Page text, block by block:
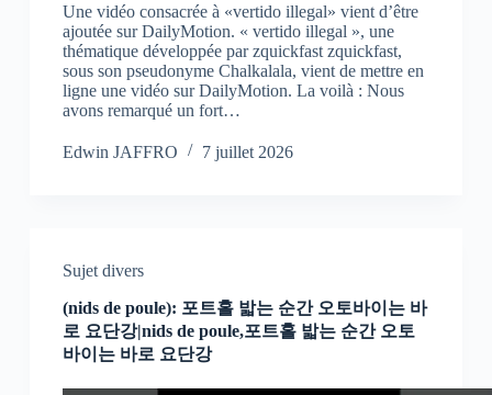
Une vidéo consacrée à «vertido illegal» vient d’être
ajoutée sur DailyMotion. « vertido illegal », une
thématique développée par zquickfast zquickfast,
sous son pseudonyme Chalkalala, vient de mettre en
ligne une vidéo sur DailyMotion. La voilà : Nous
avons remarqué un fort…
Edwin JAFFRO 7 juillet 2026
Sujet divers
(nids de poule): 포트홀 밟는 순간 오토바이는 바
로 요단강|nids de poule,포트홀 밟는 순간 오토
바이는 바로 요단강